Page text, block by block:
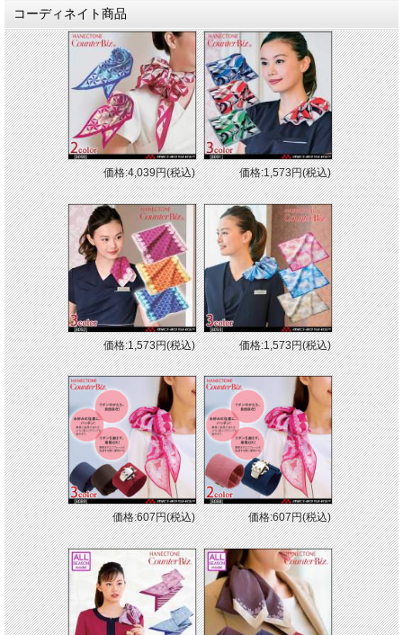
■素材：シルキーサテン ポリエステル100%
■長さ：54cm×54cm
※取り寄せ商品、在庫有無、納期後日連絡
コーディネイト商品
価格:4,039円(税込) 価格:1,573円(税込)
価格:1,573円(税込) 価格:1,573円(税込)
価格:607円(税込) 価格:607円(税込)